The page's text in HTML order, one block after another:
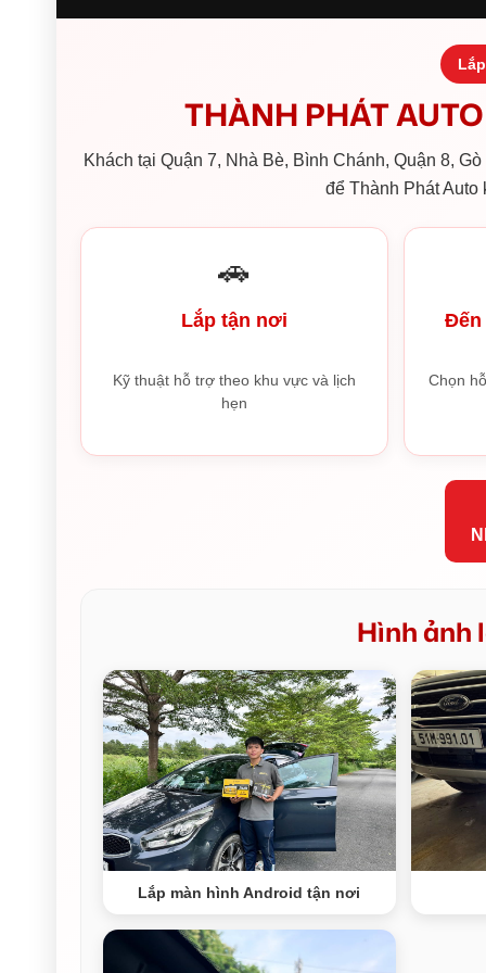
THÀNH PHÁT
Khách tại Quận 7, Nhà Bè, Bình Chánh, Quận 8,
để Thành Phát Auto
🚗
Lắp tận nơi
Kỹ thuật hỗ trợ theo khu vực và lịch
hẹn
Đến
Chọn
Hình ảnh
Lắp màn hình Android tận nơi